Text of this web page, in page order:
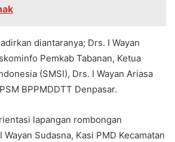
diantaranya; Drs. I Wayan
Pemkab Tabanan, Ketua
(SMSI), Drs. I Wayan Ariasa
BPPMDDTT Denpasar.
lapangan rombongan
Sudasna, Kasi PMD Kecamatan